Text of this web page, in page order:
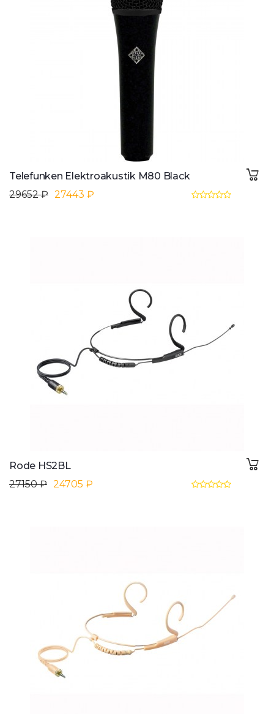
Telefunken Elektroakustik M80 Black
29652 ₽ 27443 ₽
Rode HS2BL
27150 ₽ 24705 ₽